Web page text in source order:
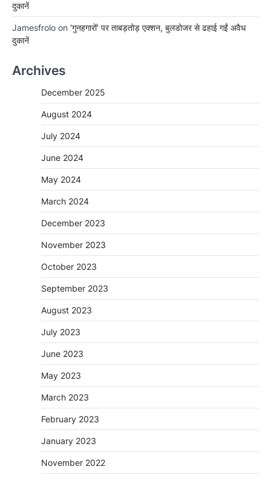
दुकानें
Jamesfrolo on ‘गुनहगारों’ पर ताबड़तोड़ एक्शन, बुलडोजर से ढहाई गईं अवैध
दुकानें
Archives
December 2025
August 2024
July 2024
June 2024
May 2024
March 2024
December 2023
November 2023
October 2023
September 2023
August 2023
July 2023
June 2023
May 2023
March 2023
February 2023
January 2023
November 2022